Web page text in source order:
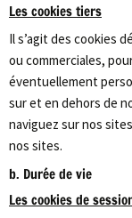
Les cookies tiers
Il s’agit des cookies
ou commerciales,
éventuellement
sur et en dehors de
naviguez sur nos
nos sites.
b. Durée de vie
Les cookies de